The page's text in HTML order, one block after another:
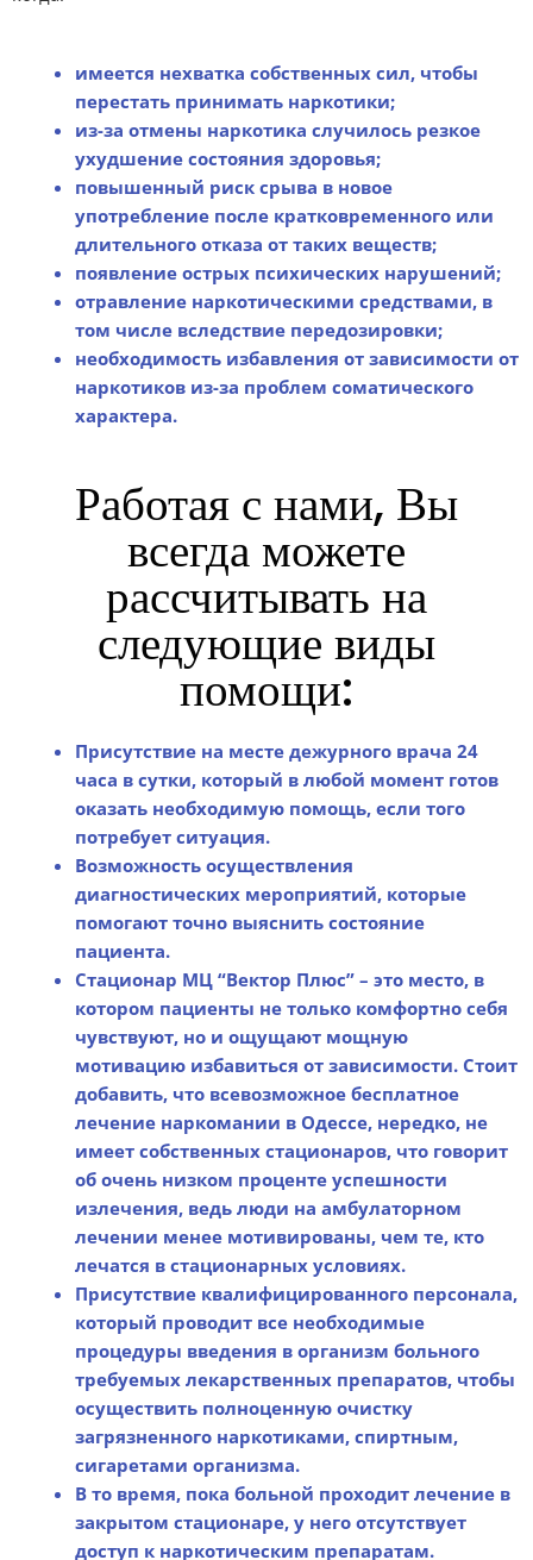
имеется нехватка собственных сил, чтобы
перестать принимать наркотики;
из-за отмены наркотика случилось резкое
ухудшение состояния здоровья;
повышенный риск срыва в новое
употребление после кратковременного или
длительного отказа от таких веществ;
появление острых психических нарушений;
отравление наркотическими средствами, в
том числе вследствие передозировки;
необходимость избавления от зависимости от
наркотиков из-за проблем соматического
характера.
Работая с нами, Вы
всегда можете
рассчитывать на
следующие виды
помощи:
Присутствие на месте дежурного врача 24
часа в сутки, который в любой момент готов
оказать необходимую помощь, если того
потребует ситуация.
Возможность осуществления
диагностических мероприятий, которые
помогают точно выяснить состояние
пациента.
Стационар МЦ “Вектор Плюс” – это место, в
котором пациенты не только комфортно себя
чувствуют, но и ощущают мощную
мотивацию избавиться от зависимости. Стоит
добавить, что всевозможное бесплатное
лечение наркомании в Одессе, нередко, не
имеет собственных стационаров, что говорит
об очень низком проценте успешности
излечения, ведь люди на амбулаторном
лечении менее мотивированы, чем те, кто
лечатся в стационарных условиях.
Присутствие квалифицированного персонала,
который проводит все необходимые
процедуры введения в организм больного
требуемых лекарственных препаратов, чтобы
осуществить полноценную очистку
загрязненного наркотиками, спиртным,
сигаретами организма.
В то время, пока больной проходит лечение в
закрытом стационаре, у него отсутствует
доступ к наркотическим препаратам.